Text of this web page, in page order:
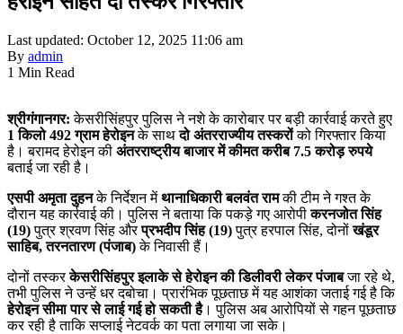
Last updated: October 12, 2025 11:06 am
By admin
1 Min Read
श्रीगंगानगर: केसरीसिंहपुर पुलिस ने नशे के कारोबार पर बड़ी कार्रवाई करते हुए
1 किलो 492 ग्राम हेरोइनके साथदो अंतरराज्यीय तस्करोंको गिरफ्तार किया
है। बरामद हेरोइन की अंतरराष्ट्रीय बाजार में कीमत करीब 7.5 करोड़ रुपये
बताई जा रही है।
एसपी अमृता दुहनके निर्देशन मेंथानाधिकारी बलवंत रामकी टीम ने गश्त के
दौरान यह कार्रवाई की। पुलिस ने बताया कि पकड़े गए आरोपीकरनजोत सिंह
(19)पुत्र श्रवण सिंह औरप्रभदीप सिंह (19)पुत्र हरपाल सिंह, दोनोंखंडूर
साहिब, तरनतारण (पंजाब)के निवासी हैं।
दोनों तस्करकेसरीसिंहपुर इलाके से हेरोइन की डिलीवरी लेकर पंजाबजा रहे थे,
तभी पुलिस ने उन्हें धर दबोचा। प्रारंभिक पूछताछ में यह आशंका जताई गई है कि
हेरोइन सीमा पार से लाई गई हो सकती है। पुलिस अब आरोपियों से गहन पूछताछ
कर रही है ताकि सप्लाई नेटवर्क का पता लगाया जा सके।